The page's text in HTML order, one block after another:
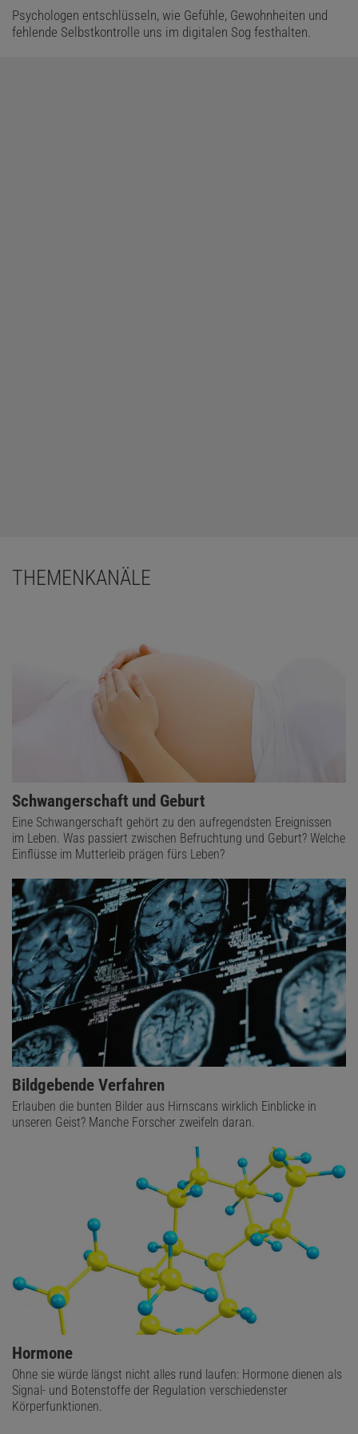
Psychologen entschlüsseln, wie Gefühle, Gewohnheiten und
fehlende Selbstkontrolle uns im digitalen Sog festhalten.
THEMENKANÄLE
Schwangerschaft und Geburt
Eine Schwangerschaft gehört zu den aufregendsten Ereignissen
im Leben. Was passiert zwischen Befruchtung und Geburt? Welche
Einflüsse im Mutterleib prägen fürs Leben?
Bildgebende Verfahren
Erlauben die bunten Bilder aus Hirnscans wirklich Einblicke in
unseren Geist? Manche Forscher zweifeln daran.
Hormone
Ohne sie würde längst nicht alles rund laufen: Hormone dienen als
Signal- und Botenstoffe der Regulation verschiedenster
Körperfunktionen.